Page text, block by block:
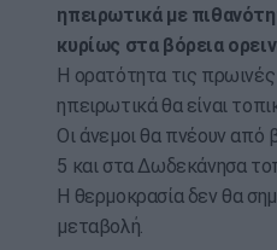
ηπειρωτικά με
κυρίως στα βόρεια
Η ορατότητα τις
ηπειρωτικά θα είναι
Οι άνεμοι θα πνέουν από
5 και στα Δωδεκάνησα
Η θερμοκρασία δεν θα
μεταβολή.